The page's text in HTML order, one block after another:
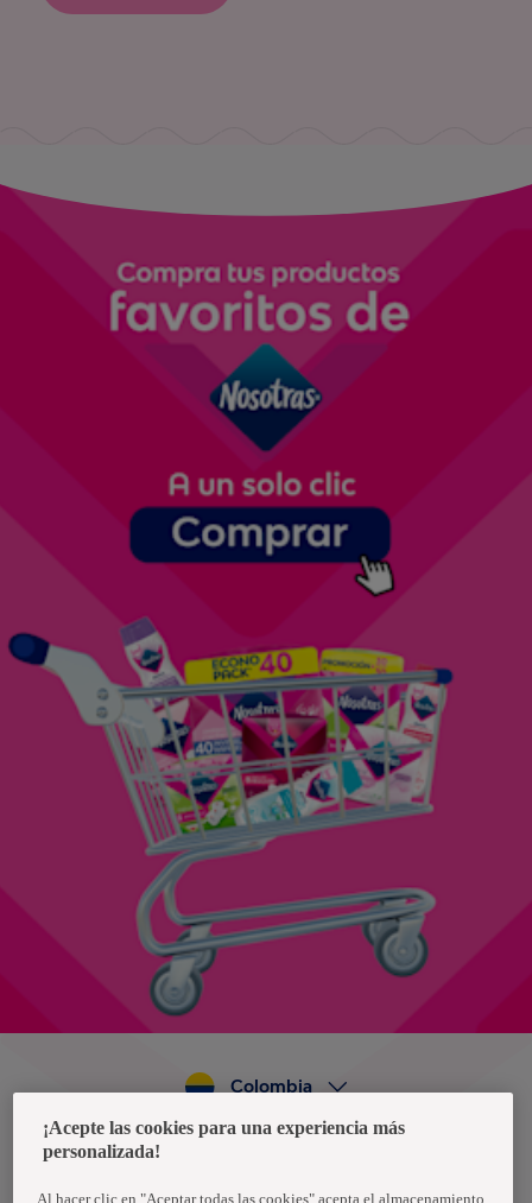
Política de privacidad de datos
Colombia
¡Acepte las cookies para una experiencia más
personalizada!
Al hacer clic en "Aceptar todas las cookies" acepta el almacenamiento